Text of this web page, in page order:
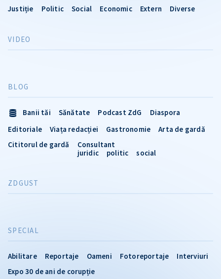
Justiție Politic Social Economic Extern Diverse
VIDEO
SPECIAL
Abilitare Reportaje Oameni Fotoreportaje
Interviuri
Expo 30 de ani de corupție
BLOG
Banii tăi Sănătate Podcast ZdG
Diaspora
Editoriale
Viața redacției Gastronomie
Arta de gardă
Cititorul de gardă
Consultant
juridic
politic social
ZDGUST